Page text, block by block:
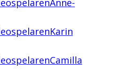
Karin
Camilla